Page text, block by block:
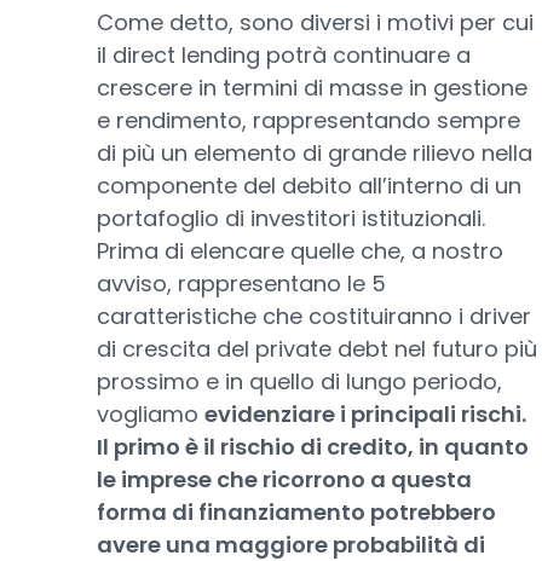
Come detto, sono diversi i motivi per cui
il direct lending potrà continuare a
crescere in termini di masse in gestione
e rendimento, rappresentando sempre
di più un elemento di grande rilievo nella
componente del debito all’interno di un
portafoglio di investitori istituzionali.
Prima di elencare quelle che, a nostro
avviso, rappresentano le 5
caratteristiche che costituiranno i driver
di crescita del private debt nel futuro più
prossimo e in quello di lungo periodo,
vogliamo evidenziare i principali rischi.
Il primo è il rischio di credito, in quanto
le imprese che ricorrono a questa
forma di finanziamento potrebbero
avere una maggiore probabilità di